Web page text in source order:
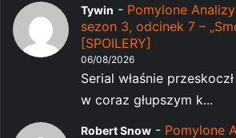
Tywin - Pomylone
sezon 3, odcinek 7 –
[SPOILERY]
06/08/2026
Serial właśnie
w coraz głupszym k...
Robert Snow - Pomylone